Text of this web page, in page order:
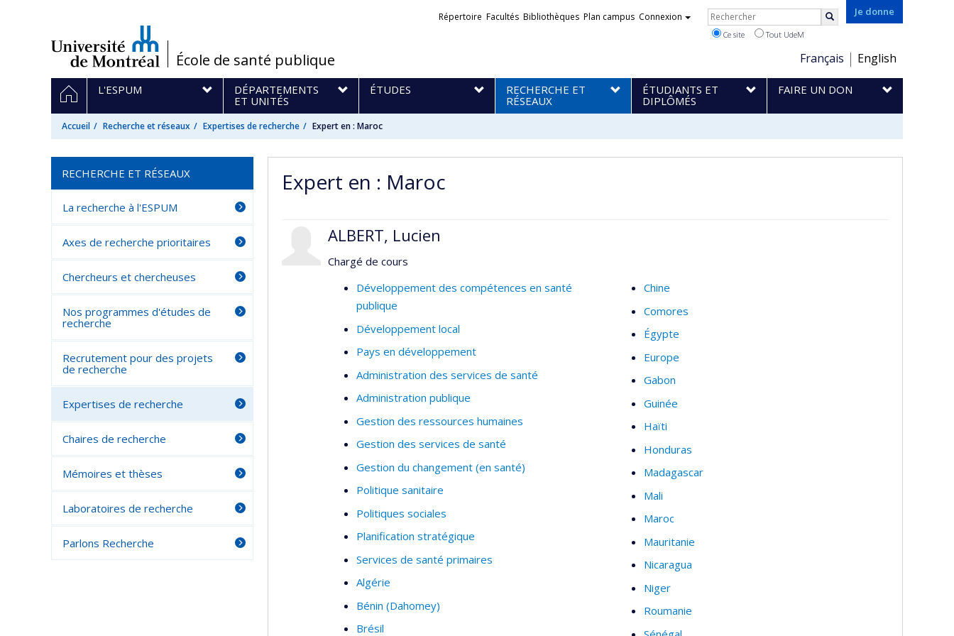
/École de santé publique
Je donne
Choix
de
la
langue
Français English
Liens
Répertoire Facultés Bibliothèques Plan campus Connexion Rechercher
Ce site Tout UdeM
Navigation
principale
ACCUEIL
L'ESPUM
DÉPARTEMENTS
ET UNITÉS
ÉTUDES
RECHERCHE ET
RÉSEAUX
ÉTUDIANTS ET
DIPLÔMÉS
FAIRE UN DON
Accueil Recherche et réseaux Expertises de recherche Expert en : Maroc
Expert en : Maroc
ALBERT, Lucien
Chargé de cours
Développement des compétences en santé
publique
Développement local
Pays en développement
Administration des services de santé
Administration publique
Gestion des ressources humaines
Gestion des services de santé
Gestion du changement (en santé)
Politique sanitaire
Politiques sociales
Planification stratégique
Services de santé primaires
Algérie
Bénin (Dahomey)
Brésil
Chine
Comores
Égypte
Europe
Gabon
Guinée
Haïti
Honduras
Madagascar
Mali
Maroc
Mauritanie
Nicaragua
Niger
Roumanie
RECHERCHE ET RÉSEAUX
La recherche à l'ESPUM
Axes de recherche prioritaires
Chercheurs et chercheuses
Nos programmes d'études de
recherche
Recrutement pour des projets
de recherche
Expertises de recherche
Chaires de recherche
Mémoires et thèses
Laboratoires de recherche
Parlons Recherche